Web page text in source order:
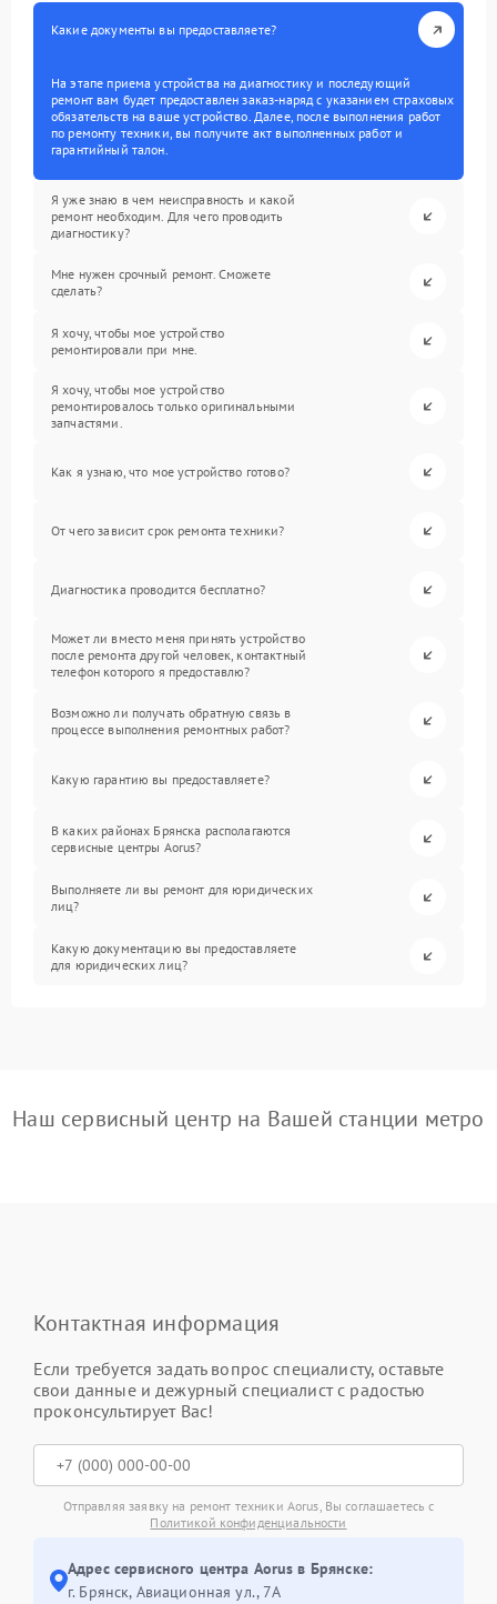
Какие документы вы предоставляете?
На этапе приема устройства на диагностику и последующий
ремонт вам будет предоставлен заказ-наряд с указанием страховых
обязательств на ваше устройство. Далее, после выполнения работ
по ремонту техники, вы получите акт выполненных работ и
гарантийный талон.
Я уже знаю в чем неисправность и какой
ремонт необходим. Для чего проводить
диагностику?
Мне нужен срочный ремонт. Сможете
сделать?
Я хочу, чтобы мое устройство
ремонтировали при мне.
Я хочу, чтобы мое устройство
ремонтировалось только оригинальными
запчастями.
Как я узнаю, что мое устройство готово?
От чего зависит срок ремонта техники?
Диагностика проводится бесплатно?
Может ли вместо меня принять устройство
после ремонта другой человек, контактный
телефон которого я предоставлю?
Возможно ли получать обратную связь в
процессе выполнения ремонтных работ?
Какую гарантию вы предоставляете?
В каких районах Брянска располагаются
сервисные центры Aorus?
Выполняете ли вы ремонт для юридических
лиц?
Какую документацию вы предоставляете
для юридических лиц?
Наш сервисный центр на Вашей станции метро
Контактная информация
Если требуется задать вопрос специалисту, оставьте
свои данные и дежурный специалист с радостью
проконсультирует Вас!
Отправляя заявку на ремонт техники Aorus, Вы соглашаетесь с
Политикой конфиденциальности
Адрес сервисного центра Aorus в Брянске:
г. Брянск, Авиационная ул., 7А